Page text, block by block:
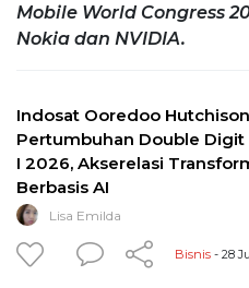
Mobile World Congress
Nokia dan NVIDIA.
Indosat Ooredoo
Pertumbuhan Double
I 2026, Akserelasi
Berbasis AI
Lisa Emilda
Bisnis - 28